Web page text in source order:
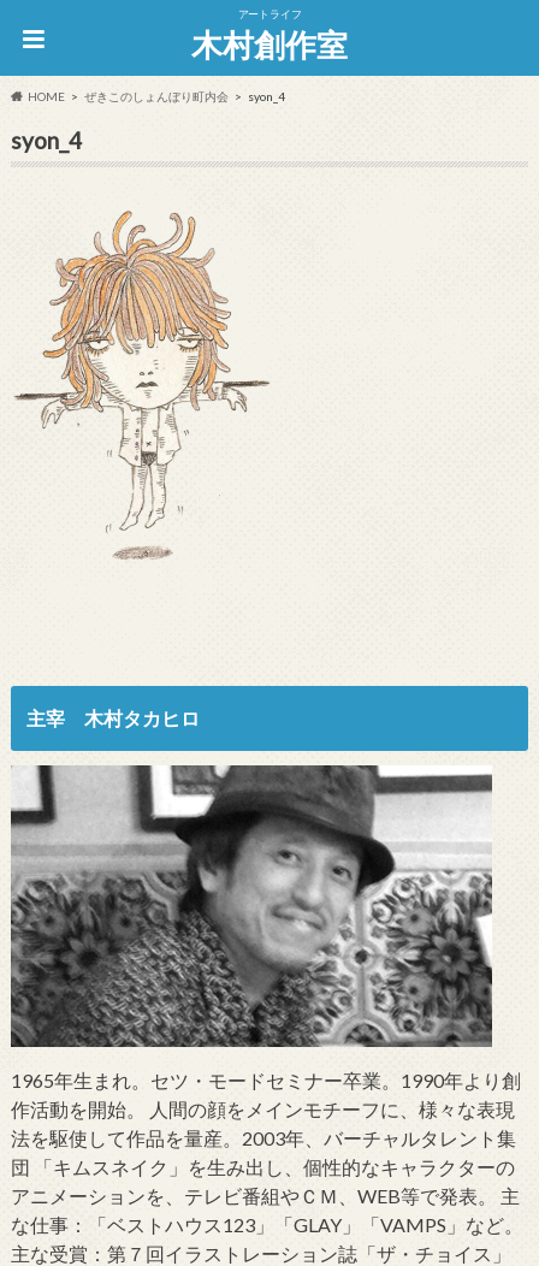
アートライフ
木村創作室
HOME ぜきこのしょんぼり町内会 syon_4
syon_4
主宰 木村タカヒロ
1965年生まれ。セツ・モードセミナー卒業。1990年より創
作活動を開始。 人間の顔をメインモチーフに、様々な表現
法を駆使して作品を量産。2003年、バーチャルタレント集
団 「キムスネイク」を生み出し、個性的なキャラクターの
アニメーションを、テレビ番組やＣＭ、WEB等で発表。 主
な仕事：「ベストハウス123」「GLAY」「VAMPS」など。
主な受賞：第７回イラストレーション誌「ザ・チョイス」